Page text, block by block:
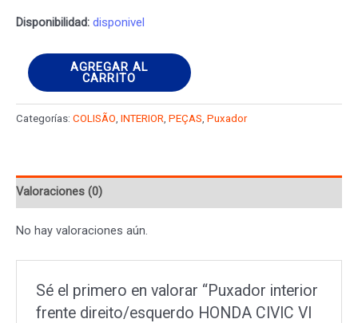
Disponibilidad: disponivel
Puxador
interior
frente
direito/esquerdo
VI
(EJ,
EK)
cantidad
AGREGAR AL
CARRITO
Categorías: COLISÃO, INTERIOR, PEÇAS, Puxador
Valoraciones (0)
No hay valoraciones aún.
Sé el primero en valorar “Puxador interior
frente direito/esquerdo HONDA CIVIC VI